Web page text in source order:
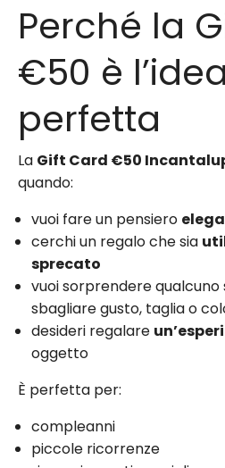
Perché la
€50 è
perfetta
La Gift Card €50
quando:
vuoi fare un pensiero
cerchi un regalo che sia
sprecato
vuoi sorprendere qualcuno
sbagliare gusto, taglia o
desideri regalare
oggetto
È perfetta per:
compleanni
piccole ricorrenze